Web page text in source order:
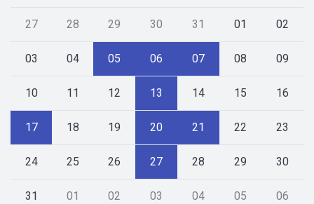
27 28 29 30 31 01 02
03 04 05 06 07 08 09
10 11 12 13 14 15 16
17 18 19 20 21 22 23
24 25 26 27 28 29 30
31 01 02 03 04 05 06